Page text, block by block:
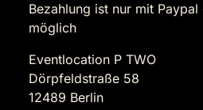
Bezahlung ist nur mit
möglich
Eventlocation P TWO
Dörpfeldstraße 58
12489 Berlin